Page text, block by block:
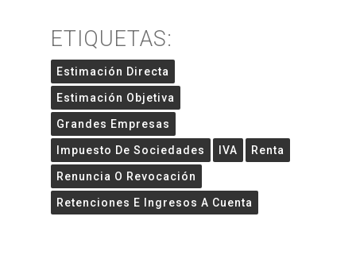
ETIQUETAS:
Estimación Directa
Estimación Objetiva
Grandes Empresas
Impuesto De Sociedades IVA Renta
Renuncia O Revocación
Retenciones E Ingresos A Cuenta